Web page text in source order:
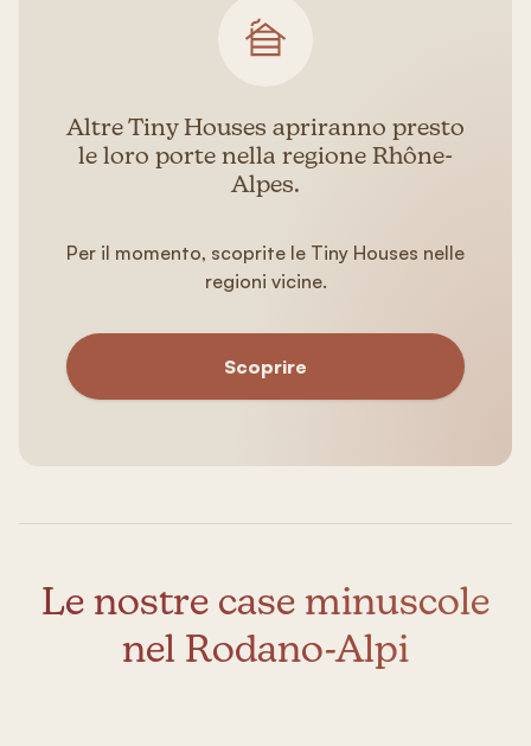
Altre Tiny Houses apriranno presto
le loro porte nella regione Rhône-
Alpes.
Per il momento, scoprite le Tiny Houses nelle
regioni vicine.
Scoprire
Le nostre case minuscole
nel Rodano-Alpi